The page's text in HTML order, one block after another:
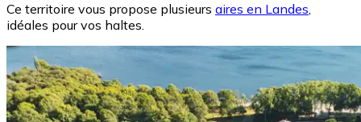
Ce territoire vous propose plusieurs aires en Landes,
idéales pour vos haltes.